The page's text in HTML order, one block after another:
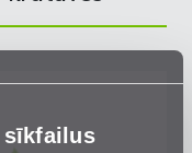
sīkfailus